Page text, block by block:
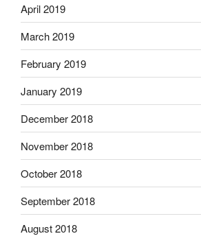
April 2019
March 2019
February 2019
January 2019
December 2018
November 2018
October 2018
September 2018
August 2018